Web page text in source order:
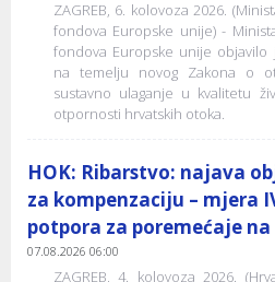
ZAGREB, 6. kolovoza 2026.
fondova Europske unije) -
fondova Europske unije
na temelju novog Zakona o
sustavno ulaganje u kvalitetu
otpornosti hrvatskih otoka.
HOK: Ribarstvo: najava
za kompenzaciju – mjera
potpora za poremećaje
07.08.2026 06:00
ZAGREB, 4. kolovoza 2026.